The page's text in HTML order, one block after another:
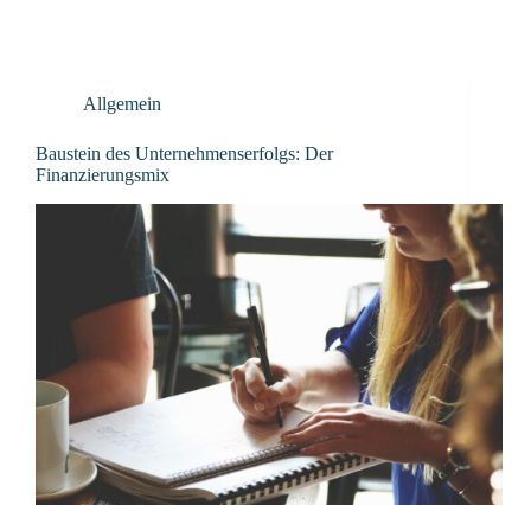
Allgemein
Baustein des Unternehmenserfolgs: Der
Finanzierungsmix